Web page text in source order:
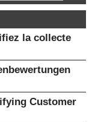
la collecte
Customer